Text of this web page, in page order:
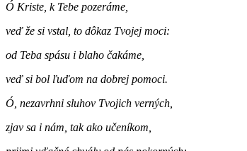
Ó Kriste, k Tebe pozeráme,
veď že si vstal, to dôkaz Tvojej moci:
od Teba spásu i blaho čakáme,
veď si bol ľuďom na dobrej pomoci.
Ó, nezavrhni sluhov Tvojich verných,
zjav sa i nám, tak ako učeníkom,